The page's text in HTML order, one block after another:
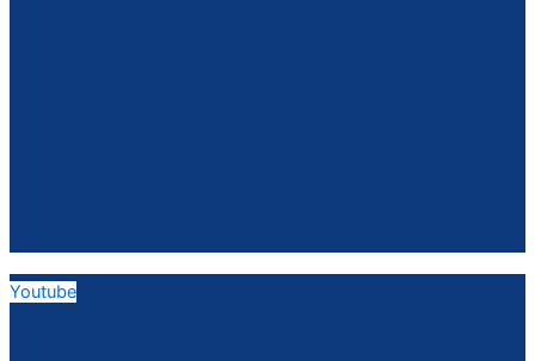
Youtube